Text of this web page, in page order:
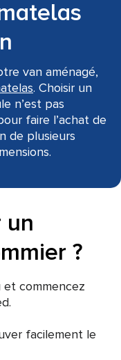
van aménagé,
. Choisir un
n’est pas
faire l’achat de
de plusieurs
un
?
commencez
facilement le